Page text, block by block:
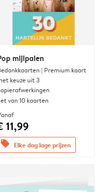
mijlpalen
| Premium kaart
keuze uit 3
van 10 kaarten
11,99
offers Elke dag lage prijzen